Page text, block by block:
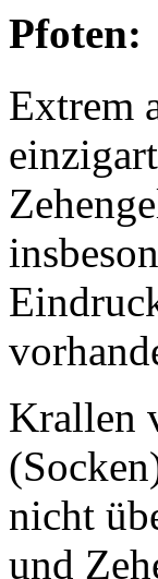
Pfoten:
Extrem
Krallen
nicht
und